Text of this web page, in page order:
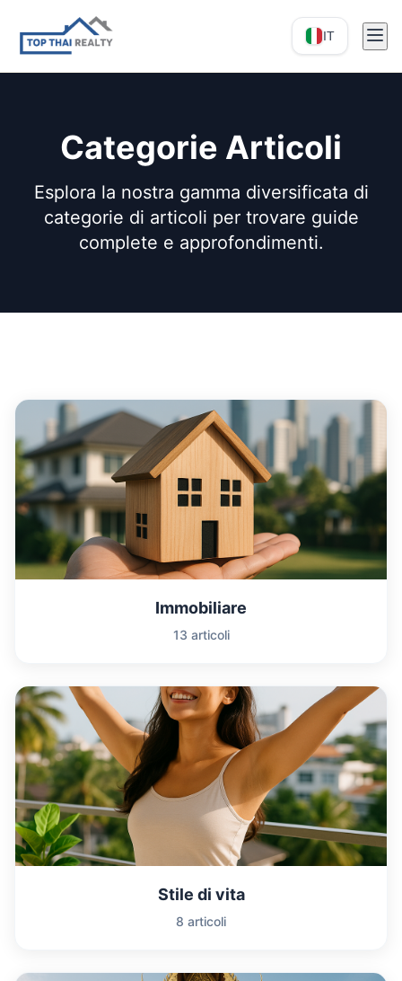
IT
Categorie Articoli
Esplora la nostra gamma diversificata di
categorie di articoli per trovare guide
complete e approfondimenti.
Immobiliare
13 articoli
Stile di vita
8 articoli